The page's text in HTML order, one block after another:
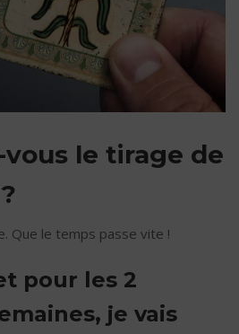
vous le tirage de
Que le temps passe vite !
pour les 2
je vais